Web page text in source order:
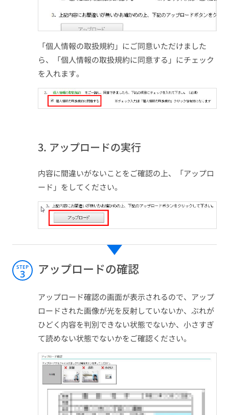
「個人情報の取扱規約」にご同意いただけました
ら、「個人情報の取扱規約に同意する」にチェック
を入れます。
3. アップロードの実行
内容に間違いがないことをご確認の上、「アップロ
ード」をしてください。
STEP
3 アップロードの確認
アップロード確認の画面が表示されるので、アップ
ロードされた画像が光を反射していないか、ぶれが
ひどく内容を判別できない状態でないか、小さすぎ
て読めない状態でないかをご確認ください。